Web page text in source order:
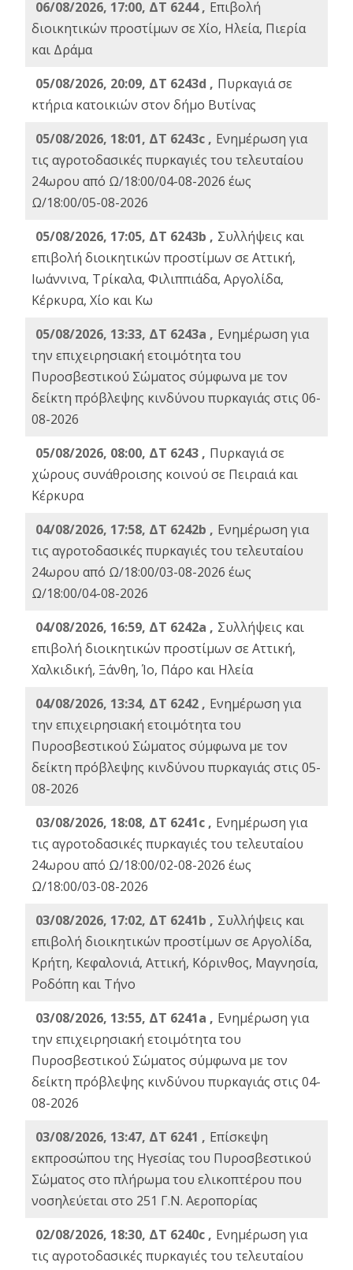
06/08/2026, 17:00, ΔΤ 6244 , Επιβολή
διοικητικών προστίμων σε Χίο, Ηλεία, Πιερία
και Δράμα
05/08/2026, 20:09, ΔΤ 6243d , Πυρκαγιά σε
κτήρια κατοικιών στον δήμο Βυτίνας
05/08/2026, 18:01, ΔΤ 6243c , Ενημέρωση για
τις αγροτοδασικές πυρκαγιές του τελευταίου
24ωρου από Ω/18:00/04-08-2026 έως
Ω/18:00/05-08-2026
05/08/2026, 17:05, ΔΤ 6243b , Συλλήψεις και
επιβολή διοικητικών προστίμων σε Αττική,
Ιωάννινα, Τρίκαλα, Φιλιππιάδα, Αργολίδα,
Κέρκυρα, Χίο και Κω
05/08/2026, 13:33, ΔΤ 6243a , Ενημέρωση για
την επιχειρησιακή ετοιμότητα του
Πυροσβεστικού Σώματος σύμφωνα με τον
δείκτη πρόβλεψης κινδύνου πυρκαγιάς στις 06-
08-2026
05/08/2026, 08:00, ΔΤ 6243 , Πυρκαγιά σε
χώρους συνάθροισης κοινού σε Πειραιά και
Κέρκυρα
04/08/2026, 17:58, ΔΤ 6242b , Ενημέρωση για
τις αγροτοδασικές πυρκαγιές του τελευταίου
24ωρου από Ω/18:00/03-08-2026 έως
Ω/18:00/04-08-2026
04/08/2026, 16:59, ΔΤ 6242a , Συλλήψεις και
επιβολή διοικητικών προστίμων σε Αττική,
Χαλκιδική, Ξάνθη, Ίο, Πάρο και Ηλεία
04/08/2026, 13:34, ΔΤ 6242 , Ενημέρωση για
την επιχειρησιακή ετοιμότητα του
Πυροσβεστικού Σώματος σύμφωνα με τον
δείκτη πρόβλεψης κινδύνου πυρκαγιάς στις 05-
08-2026
03/08/2026, 18:08, ΔΤ 6241c , Ενημέρωση για
τις αγροτοδασικές πυρκαγιές του τελευταίου
24ωρου από Ω/18:00/02-08-2026 έως
Ω/18:00/03-08-2026
03/08/2026, 17:02, ΔΤ 6241b , Συλλήψεις και
επιβολή διοικητικών προστίμων σε Αργολίδα,
Κρήτη, Κεφαλονιά, Αττική, Κόρινθος, Μαγνησία,
Ροδόπη και Τήνο
03/08/2026, 13:55, ΔΤ 6241a , Ενημέρωση για
την επιχειρησιακή ετοιμότητα του
Πυροσβεστικού Σώματος σύμφωνα με τον
δείκτη πρόβλεψης κινδύνου πυρκαγιάς στις 04-
08-2026
03/08/2026, 13:47, ΔΤ 6241 , Επίσκεψη
εκπροσώπου της Ηγεσίας του Πυροσβεστικού
Σώματος στο πλήρωμα του ελικοπτέρου που
νοσηλεύεται στο 251 Γ.Ν. Αεροπορίας
02/08/2026, 18:30, ΔΤ 6240c , Ενημέρωση για
τις αγροτοδασικές πυρκαγιές του τελευταίου